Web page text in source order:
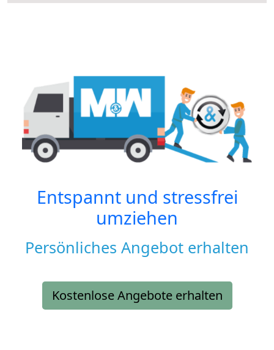
Entspannt und stressfrei
umziehen
Persönliches Angebot erhalten
Kostenlose Angebote erhalten